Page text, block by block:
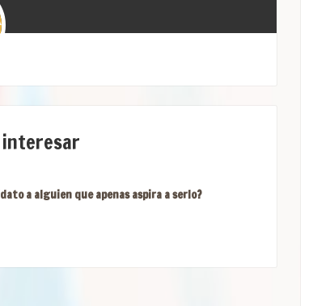
a alguien que apenas aspira a serlo?